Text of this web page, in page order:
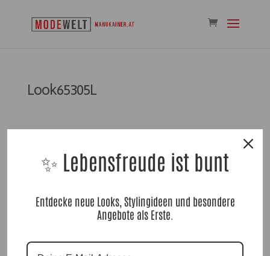
Look65305L
Kommentar absenden
angemeldetsein, um einen Kommentar
✨ Lebensfreude ist bunt
Entdecke neue Looks, Stylingideen und besondere
Angebote als Erste.